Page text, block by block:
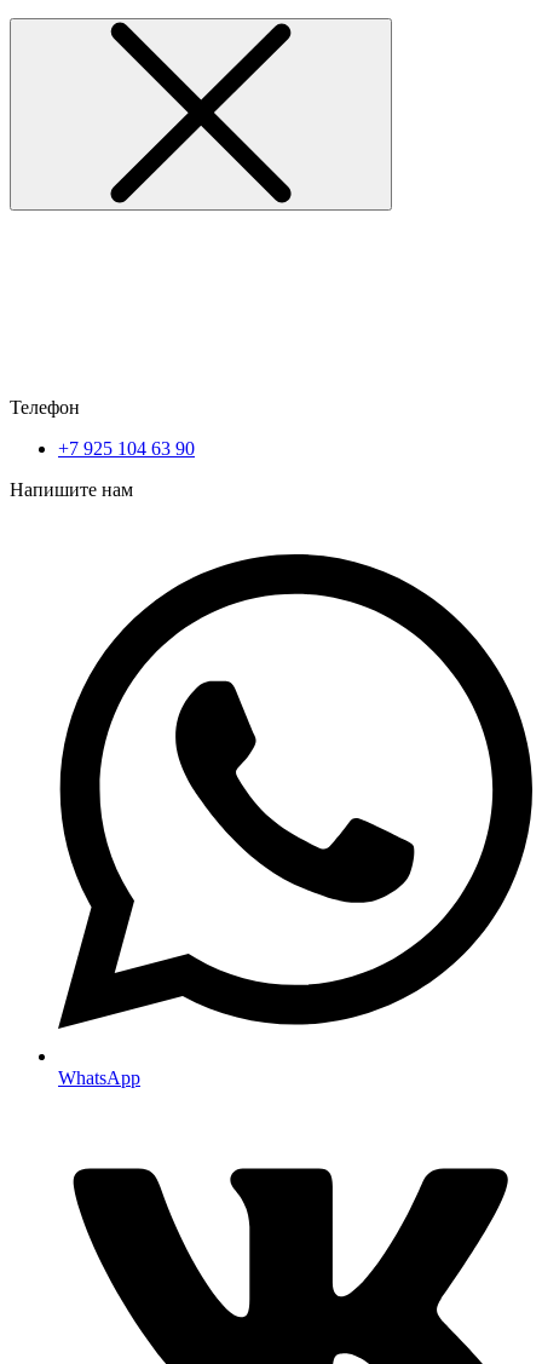
Телефон
+7 925 104 63 90
Напишите нам
WhatsApp